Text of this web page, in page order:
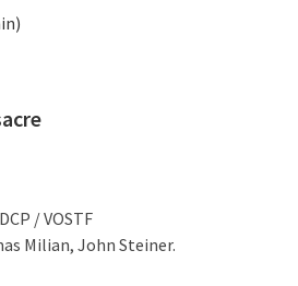
/ VOSTF
Milian, John Steiner.